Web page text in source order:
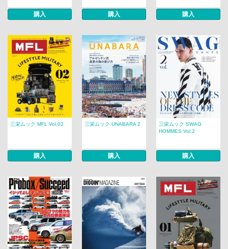
購入 購入 購入
三栄ムック MFL Vol.02
購入
三栄ムック UNABARA 2
購入
三栄ムック SWAG
HOMMES Vol.2
購入